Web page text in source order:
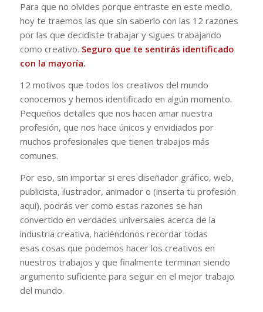
Para que no olvides porque entraste en este medio,
hoy te traemos las que sin saberlo con las 12 razones
por las que decidiste trabajar y sigues trabajando
como creativo. Seguro que te sentirás identificado
con la mayoría.
12 motivos que todos los creativos del mundo
conocemos y hemos identificado en algún momento.
Pequeños detalles que nos hacen amar nuestra
profesión, que nos hace únicos y envidiados por
muchos profesionales que tienen trabajos más
comunes.
Por eso, sin importar si eres diseñador gráfico, web,
publicista, ilustrador, animador o (inserta tu profesión
aquí), podrás ver como estas razones se han
convertido en verdades universales acerca de la
industria creativa, haciéndonos recordar todas
esas cosas que podemos hacer los creativos en
nuestros trabajos y que finalmente terminan siendo
argumento suficiente para seguir en el mejor trabajo
del mundo.